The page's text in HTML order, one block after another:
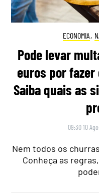
ECONOMIA,
Pode levar
euros por
Saiba quais as
09:30 10
Nem todos os
Conheça as